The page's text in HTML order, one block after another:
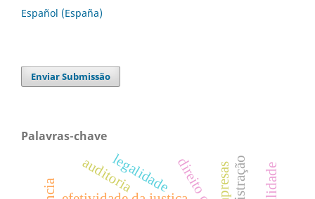
Español (España)
Enviar Submissão
Palavras-chave
legalidade
auditoria